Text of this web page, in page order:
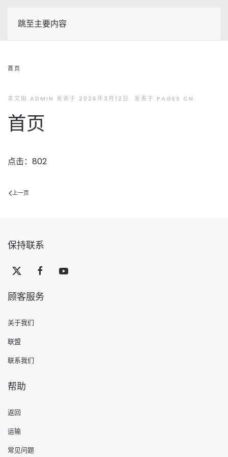
跳至主要内容
首页
本文由 ADMIN 发表于 2026年3月12日 . 发表于 PAGES CN .
首页
点击：802
上一页
保持联系
顾客服务
关于我们
联盟
联系我们
帮助
返回
运输
常见问题